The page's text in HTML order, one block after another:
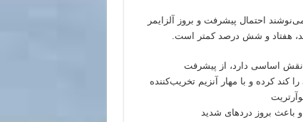
مینوشند احتمال پیشرفت و بروز آلزایمر
هفتاد و شش درصد کمتر است.
(ب ۱) که در تخریب غضروف نقش اساسی دارد، از پیشرفت
کند کرده و با مهار آنزیم تخریبکننده
بروز دردهای شدید